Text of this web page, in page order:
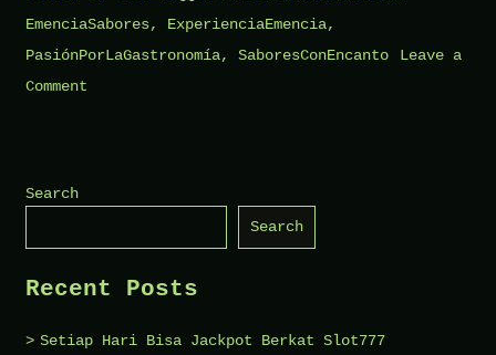
EmenciaSabores, ExperienciaEmencia,
PasiónPorLaGastronomía, SaboresConEncanto
Leave a
Comment
Gastronómicos
Search
Search
Recent Posts
Setiap Hari Bisa Jackpot Berkat Slot777